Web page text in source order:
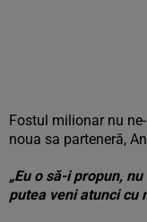
Fostul milionar nu
noua sa parteneră,
„Eu o să-i propun,
putea veni atunci cu